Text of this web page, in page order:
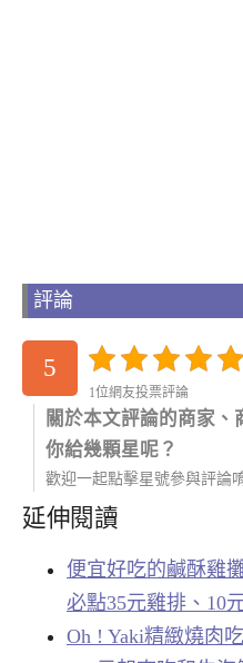
評論
5
1位網友投票評論
關於本文評論的商家、
你給幾顆星呢？
歡迎一起點擊星號參與評論
延伸閱讀
便宜好吃的鹹酥雞
必點35元雞排、10
Oh ! Yaki精緻燒肉